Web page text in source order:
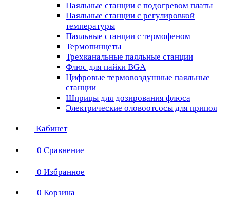
Паяльные станции с подогревом платы
Паяльные станции с регулировкой
температуры
Паяльные станции с термофеном
Термопинцеты
Трехканальные паяльные станции
Флюс для пайки BGA
Цифровые термовоздушные паяльные
станции
Шприцы для дозирования флюса
Электрические оловоотсосы для припоя
Кабинет
0 Сравнение
0 Избранное
0 Корзина